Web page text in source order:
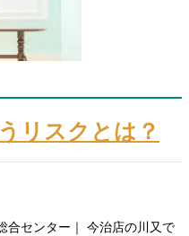
リスクとは？
合センター｜ 今治店の川又で